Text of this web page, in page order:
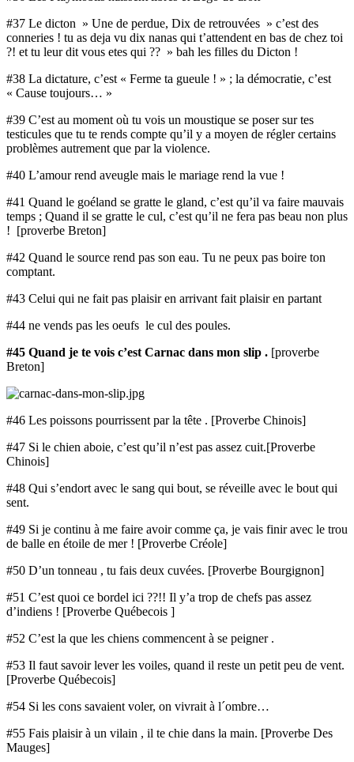
#37 Le dicton » Une de perdue, Dix de retrouvées » c’est des
conneries ! tu as deja vu dix nanas qui t’attendent en bas de chez toi
?! et tu leur dit vous etes qui ?? » bah les filles du Dicton !
#38 La dictature, c’est « Ferme ta gueule ! » ; la démocratie, c’est
« Cause toujours… »
#39 C’est au moment où tu vois un moustique se poser sur tes
testicules que tu te rends compte qu’il y a moyen de régler certains
problèmes autrement que par la violence.
#40 L’amour rend aveugle mais le mariage rend la vue !
#41 Quand le goéland se gratte le gland, c’est qu’il va faire mauvais
temps ; Quand il se gratte le cul, c’est qu’il ne fera pas beau non plus
! [proverbe Breton]
#42 Quand le source rend pas son eau. Tu ne peux pas boire ton
comptant.
#43 Celui qui ne fait pas plaisir en arrivant fait plaisir en partant
#44 ne vends pas les oeufs le cul des poules.
#45 Quand je te vois c’est Carnac dans mon slip . [proverbe
Breton]
#46 Les poissons pourrissent par la tête . [Proverbe Chinois]
#47 Si le chien aboie, c’est qu’il n’est pas assez cuit.[Proverbe
Chinois]
#48 Qui s’endort avec le sang qui bout, se réveille avec le bout qui
sent.
#49 Si je continu à me faire avoir comme ça, je vais finir avec le trou
de balle en étoile de mer ! [Proverbe Créole]
#50 D’un tonneau , tu fais deux cuvées. [Proverbe Bourgignon]
#51 C’est quoi ce bordel ici ??!! Il y’a trop de chefs pas assez
d’indiens ! [Proverbe Québecois ]
#52 C’est la que les chiens commencent à se peigner .
#53 Il faut savoir lever les voiles, quand il reste un petit peu de vent.
[Proverbe Québecois]
#54 Si les cons savaient voler, on vivrait à l´ombre…
#55 Fais plaisir à un vilain , il te chie dans la main. [Proverbe Des
Mauges]